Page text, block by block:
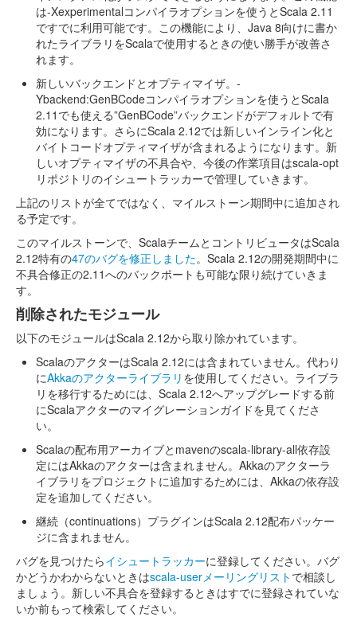
は-Xexperimentalコンパイラオプションを使うとScala 2.11
ですでに利用可能です。この機能により、Java 8向けに書か
れたライブラリをScalaで使用するときの使い勝手が改善さ
れます。
新しいバックエンドとオプティマイザ。-
Ybackend:GenBCodeコンパイラオプションを使うとScala
2.11でも使える”GenBCode”バックエンドがデフォルトで有
効になります。さらにScala 2.12では新しいインライン化と
バイトコードオプティマイザが含まれるようになります。新
しいオプティマイザの不具合や、今後の作業項目はscala-opt
リポジトリのイシュートラッカーで管理していきます。
上記のリストが全てではなく、マイルストーン期間中に追加され
る予定です。
このマイルストーンで、ScalaチームとコントリビュータはScala
2.12特有の47のバグを修正しました。Scala 2.12の開発期間中に
不具合修正の2.11へのバックポートも可能な限り続けていきま
す。
削除されたモジュール
以下のモジュールはScala 2.12から取り除かれています。
ScalaのアクターはScala 2.12には含まれていません。代わり
にAkkaのアクターライブラリ を使用してください。ライブラ
リを移行するためには、Scala 2.12へアップグレードする前
にScalaアクターのマイグレーションガイドを見てくださ
い。
Scalaの配布用アーカイブとmavenのscala-library-all依存設
定にはAkkaのアクターは含まれません。Akkaのアクターラ
イブラリをプロジェクトに追加するためには、Akkaの依存設
定を追加してください。
継続（continuations）プラグインはScala 2.12配布パッケー
ジに含まれません。
バグを見つけたらイシュートラッカーに登録してください。バグ
かどうかわからないときはscala-userメーリングリスト で相談し
ましょう。新しい不具合を登録するときはすでに登録されていな
いか前もって検索してください。